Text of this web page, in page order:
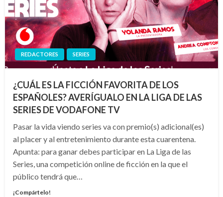
REDACTORES SERIES
¿CUÁL ES LA FICCIÓN FAVORITA DE LOS
ESPAÑOLES? AVERÍGUALO EN LA LIGA DE LAS
SERIES DE VODAFONE TV
Pasar la vida viendo series va con premio(s) adicional(es)
al placer y al entretenimiento durante esta cuarentena.
Apunta: para ganar debes participar en La Liga de las
Series, una competición online de ficción en la que el
público tendrá que…
¡Compártelo!